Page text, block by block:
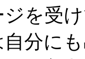
を受
分に